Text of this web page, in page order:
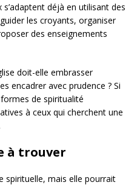
déjà en utilisant des
les croyants, organiser
des enseignements
doit-elle embrasser
encadrer avec prudence ? Si
formes de spiritualité
à ceux qui cherchent une
à trouver
spirituelle, mais elle pourrait